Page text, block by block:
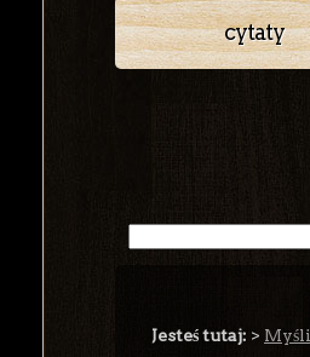
cytaty
Jesteś tutaj: > Myśli